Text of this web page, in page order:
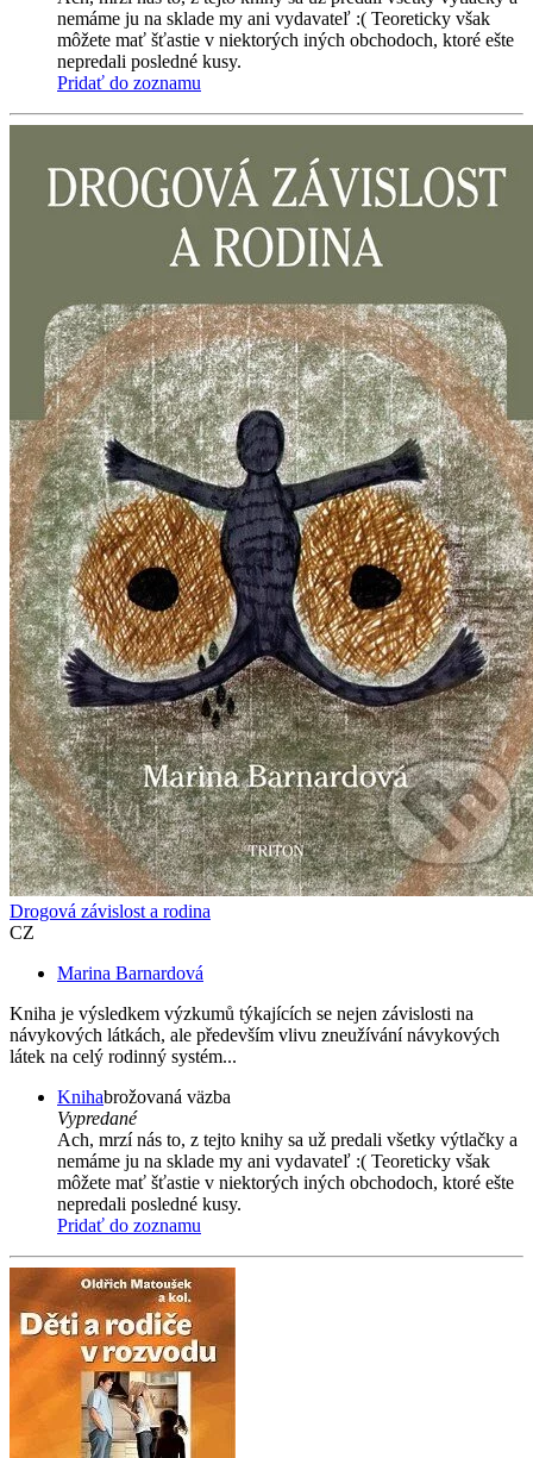
nemáme ju na sklade my ani vydavateľ :( Teoreticky však
môžete mať šťastie v niektorých iných obchodoch, ktoré ešte
nepredali posledné kusy.
Pridať do zoznamu
Drogová závislost a rodina
CZ
Marina Barnardová
Kniha je výsledkem výzkumů týkajících se nejen závislosti na
návykových látkách, ale především vlivu zneužívání návykových
látek na celý rodinný systém...
Knihabrožovaná väzba
Vypredané
Ach, mrzí nás to, z tejto knihy sa už predali všetky výtlačky a
nemáme ju na sklade my ani vydavateľ :( Teoreticky však
môžete mať šťastie v niektorých iných obchodoch, ktoré ešte
nepredali posledné kusy.
Pridať do zoznamu